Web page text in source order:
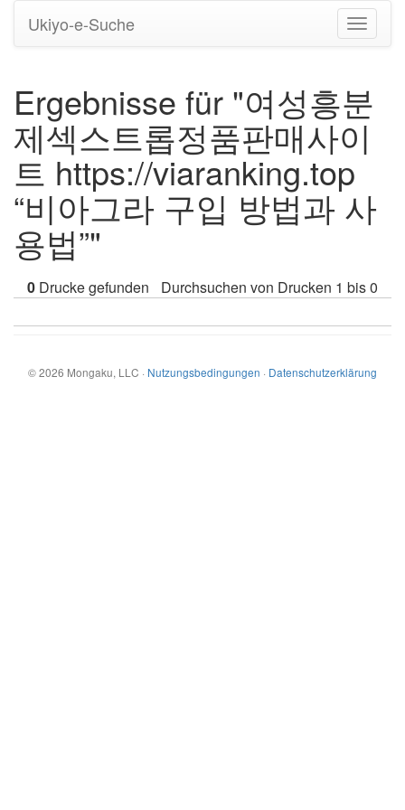
Ukiyo-e-Suche
Ergebnisse für "여성흥분
제섹스트롭정품판매사이
트 https://viaranking.top
“비아그라 구입 방법과 사
용법”"
0 Drucke gefunden Durchsuchen von Drucken 1 bis 0
©2026 Mongaku, LLC · Nutzungsbedingungen · Datenschutzerklärung